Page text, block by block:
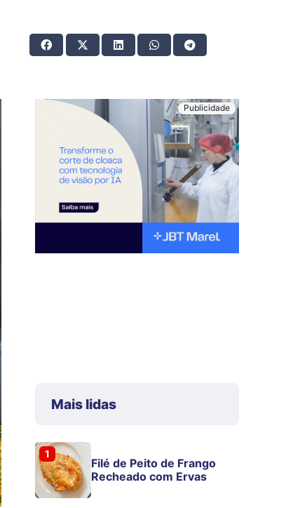
Mais lidas
1
Filé de Peito de Frango
Recheado com Ervas